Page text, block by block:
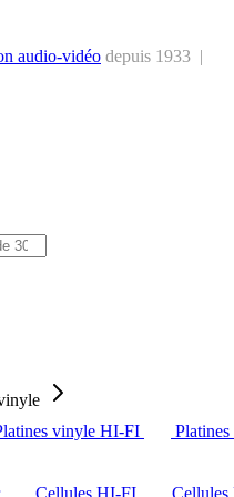
audio-vidéo depuis 1933 |
vinyle HI-FI
Cellules HI-FI Cellules